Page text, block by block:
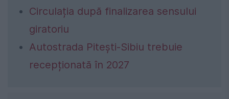
Circulația după finalizarea sensului
giratoriu
Autostrada Pitești-Sibiu trebuie
recepționată în 2027